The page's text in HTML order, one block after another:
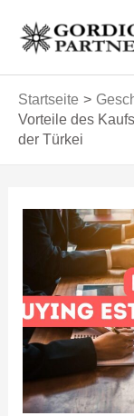
Inhalt
springen
Startseite
Vorteile des
der Türkei